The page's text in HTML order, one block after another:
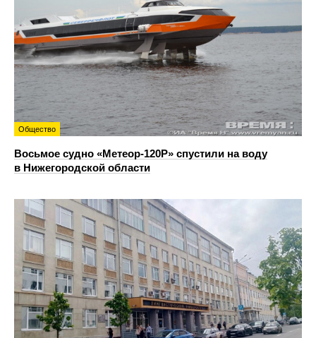
Общество
Восьмое судно «Метеор-120Р» спустили на воду
в Нижегородской области